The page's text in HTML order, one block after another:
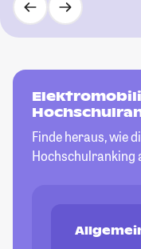
Finde heraus, wie
Hochschulranking